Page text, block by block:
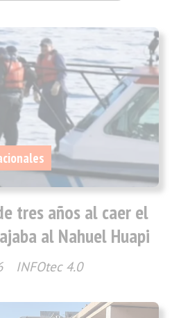
tres años al caer el
al Nahuel Huapi
INFOtec 4.0